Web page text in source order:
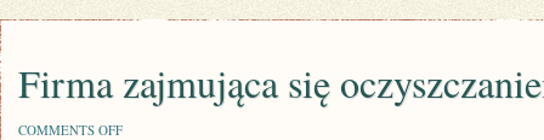
Firma zajmująca się
COMMENTS OFFON